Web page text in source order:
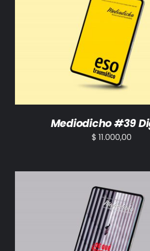
AÑADIR AL CARRITO /
Mediodicho #39
$ 11.000,00
AÑADIR AL CARRITO /